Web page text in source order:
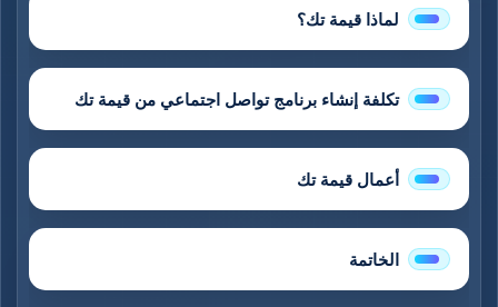
لماذا قيمة تك؟
تكلفة إنشاء برنامج تواصل اجتماعي من قيمة تك
أعمال قيمة تك
الخاتمة